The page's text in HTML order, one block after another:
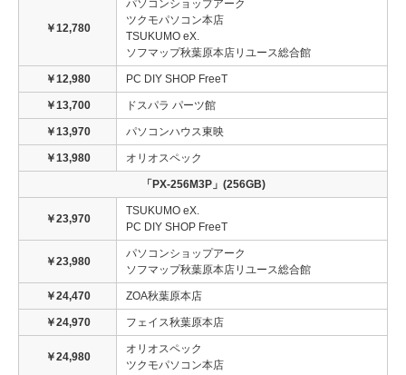
￥12,780
パソコンショップアーク
ツクモパソコン本店
TSUKUMO eX.
ソフマップ秋葉原本店リユース総合館
￥12,980 PC DIY SHOP FreeT
￥13,700 ドスパラ パーツ館
￥13,970 パソコンハウス東映
￥13,980 オリオスペック
「PX-256M3P」(256GB)
￥23,970
TSUKUMO eX.
PC DIY SHOP FreeT
￥23,980
パソコンショップアーク
ソフマップ秋葉原本店リユース総合館
￥24,470 ZOA秋葉原本店
￥24,970 フェイス秋葉原本店
￥24,980
オリオスペック
ツクモパソコン本店